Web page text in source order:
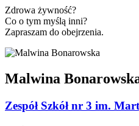
Zdrowa żywność?
Co o tym myślą inni?
Zapraszam do obejrzenia.
Malwina
Zespół Szkół nr 3 im.